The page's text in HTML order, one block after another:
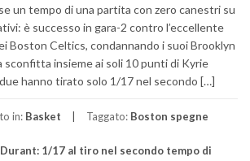
un tempo di una partita con zero canestri su
è successo in gara-2 contro l’eccellente
Boston Celtics, condannando i suoi Brooklyn
sconfitta insieme ai soli 10 punti di Kyrie
hanno tirato solo 1/17 nel secondo […]
in: Basket Taggato: Boston spegne
1/17 al tiro nel secondo tempo di